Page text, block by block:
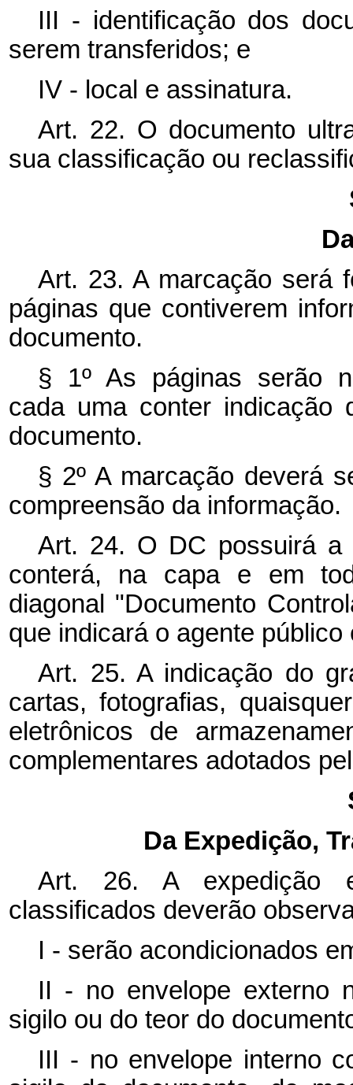
III - identificação dos
serem transferidos; e
IV - local e assinatura.
Art. 22. O documento
sua classificação ou
Art. 23. A marcação será
páginas que contiverem
documento.
§ 1º As páginas serão
cada uma conter indicação
documento.
§ 2º A marcação deverá
compreensão da informação.
Art. 24. O DC possuirá
conterá, na capa e em
diagonal "Documento
que indicará o agente público
Art. 25. A indicação do
cartas, fotografias,
eletrônicos de
complementares adotados
Da Expedição,
Art. 26. A expedição
classificados deverão
I - serão acondicionados
II - no envelope externo
sigilo ou do teor do
III - no envelope interno